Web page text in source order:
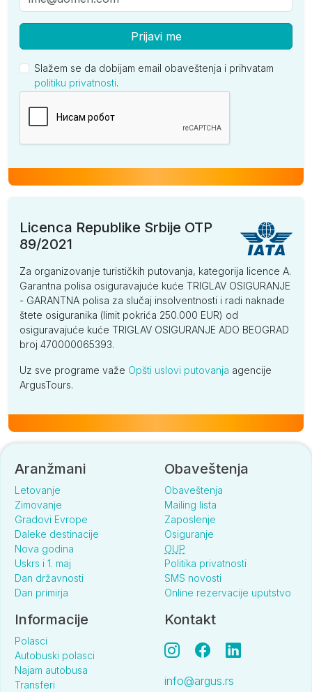
Prijavi me
Slažem se da dobijam email obaveštenja i prihvatam
politiku privatnosti.
Licenca Republike Srbije OTP
89/2021
Za organizovanje turističkih putovanja, kategorija licence A.
Garantna polisa osiguravajuće kuće TRIGLAV OSIGURANJE
- GARANTNA polisa za slučaj insolventnosti i radi naknade
štete osiguranika (limit pokrića 250.000 EUR) od
osiguravajuće kuće TRIGLAV OSIGURANJE ADO BEOGRAD
broj 470000065393.
Uz sve programe važe Opšti uslovi putovanja agencije
ArgusTours.
Aranžmani
Letovanje
Zimovanje
Gradovi Evrope
Daleke destinacije
Nova godina
Uskrs i 1. maj
Dan državnosti
Dan primirja
Obaveštenja
Obaveštenja
Mailing lista
Zaposlenje
Osiguranje
OUP
Politika privatnosti
SMS novosti
Online rezervacije uputstvo
Informacije
Polasci
Autobuski polasci
Najam autobusa
Transferi
Kontakt
info@argus.rs